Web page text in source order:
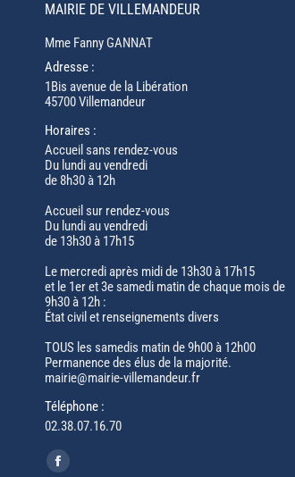
MAIRIE DE VILLEMANDEUR
Mme Fanny GANNAT
Adresse :
1Bis avenue de la Libération
45700 Villemandeur
Horaires :
Accueil sans rendez-vous
Du lundi au vendredi
de 8h30 à 12h
Accueil sur rendez-vous
Du lundi au vendredi
de 13h30 à 17h15
Le mercredi après midi de 13h30 à 17h15
et le 1er et 3e samedi matin de chaque mois de
9h30 à 12h :
État civil et renseignements divers
TOUS les samedis matin de 9h00 à 12h00
Permanence des élus de la majorité.
mairie@mairie-villemandeur.fr
Téléphone :
02.38.07.16.70
Trouvez nous sur :
Facebook